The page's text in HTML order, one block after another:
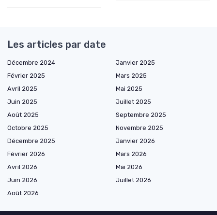
Les articles par date
Décembre 2024
Janvier 2025
Février 2025
Mars 2025
Avril 2025
Mai 2025
Juin 2025
Juillet 2025
Août 2025
Septembre 2025
Octobre 2025
Novembre 2025
Décembre 2025
Janvier 2026
Février 2026
Mars 2026
Avril 2026
Mai 2026
Juin 2026
Juillet 2026
Août 2026